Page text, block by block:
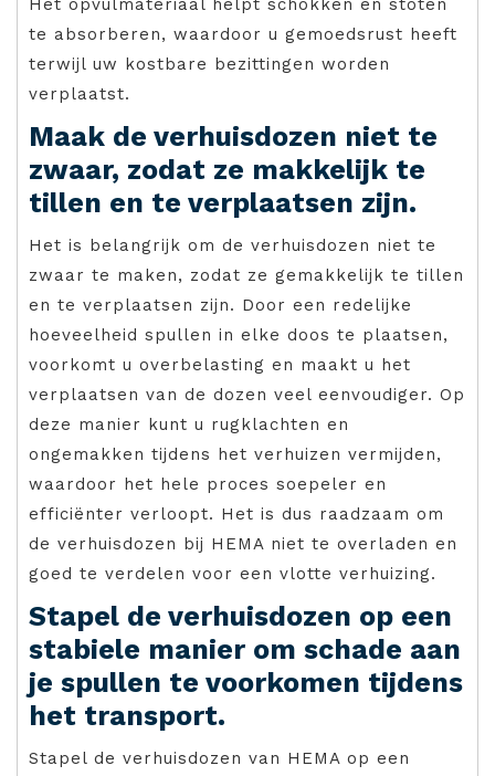
Het opvulmateriaal helpt schokken en stoten
te absorberen, waardoor u gemoedsrust heeft
terwijl uw kostbare bezittingen worden
verplaatst.
Maak de verhuisdozen niet te
zwaar, zodat ze makkelijk te
tillen en te verplaatsen zijn.
Het is belangrijk om de verhuisdozen niet te
zwaar te maken, zodat ze gemakkelijk te tillen
en te verplaatsen zijn. Door een redelijke
hoeveelheid spullen in elke doos te plaatsen,
voorkomt u overbelasting en maakt u het
verplaatsen van de dozen veel eenvoudiger. Op
deze manier kunt u rugklachten en
ongemakken tijdens het verhuizen vermijden,
waardoor het hele proces soepeler en
efficiënter verloopt. Het is dus raadzaam om
de verhuisdozen bij HEMA niet te overladen en
goed te verdelen voor een vlotte verhuizing.
Stapel de verhuisdozen op een
stabiele manier om schade aan
je spullen te voorkomen tijdens
het transport.
Stapel de verhuisdozen van HEMA op een